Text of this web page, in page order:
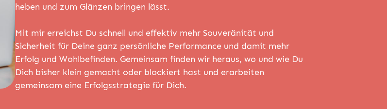
heben und zum Glänzen bringen lässt.
Mit mir erreichst Du schnell und effektiv mehr Souveränität und
Sicherheit für Deine ganz persönliche Performance und damit mehr
Erfolg und Wohlbefinden. Gemeinsam finden wir heraus, wo und wie Du
Dich bisher klein gemacht oder blockiert hast und erarbeiten
gemeinsam eine Erfolgsstrategie für Dich.